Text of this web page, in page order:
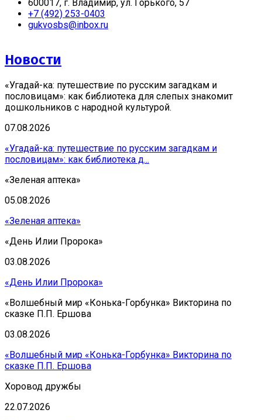
600017, г. Владимир, ул. Горького, 57
+7 (492) 253-0403
gukvosbs@inbox.ru
Новости
«Угадай-ка: путешествие по русским загадкам и
пословицам»: как библиотека для слепых знакомит
дошкольников с народной культурой.
07.08.2026
«Угадай-ка: путешествие по русским загадкам и
пословицам»: как библиотека д...
«Зеленая аптека»
05.08.2026
«Зеленая аптека»
«День Илии Пророка»
03.08.2026
«День Илии Пророка»
«Волшебный мир «Конька-Горбунка» Викторина по
сказке П.П. Ершова
03.08.2026
«Волшебный мир «Конька-Горбунка» Викторина по
сказке П.П. Ершова
Хоровод дружбы
22.07.2026